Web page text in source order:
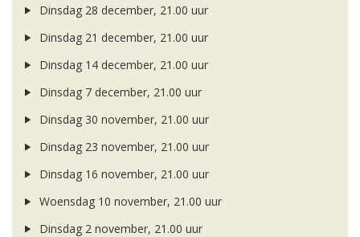
Dinsdag 28 december, 21.00 uur
Dinsdag 21 december, 21.00 uur
Dinsdag 14 december, 21.00 uur
Dinsdag 7 december, 21.00 uur
Dinsdag 30 november, 21.00 uur
Dinsdag 23 november, 21.00 uur
Dinsdag 16 november, 21.00 uur
Woensdag 10 november, 21.00 uur
Dinsdag 2 november, 21.00 uur